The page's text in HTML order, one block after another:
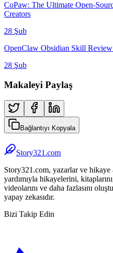
CoPaw: The Ultimate Open-
Creators
28 Şub
OpenClaw Obsidian Skill
28 Şub
Makaleyi Paylaş
Bağlantıyı Kopyala
Story321.com
Story321.com, yazarlar ve hikaye
yardımıyla hikayelerini,
videolarını ve daha fazlasını
yapay zekasıdır.
Bizi Takip Edin